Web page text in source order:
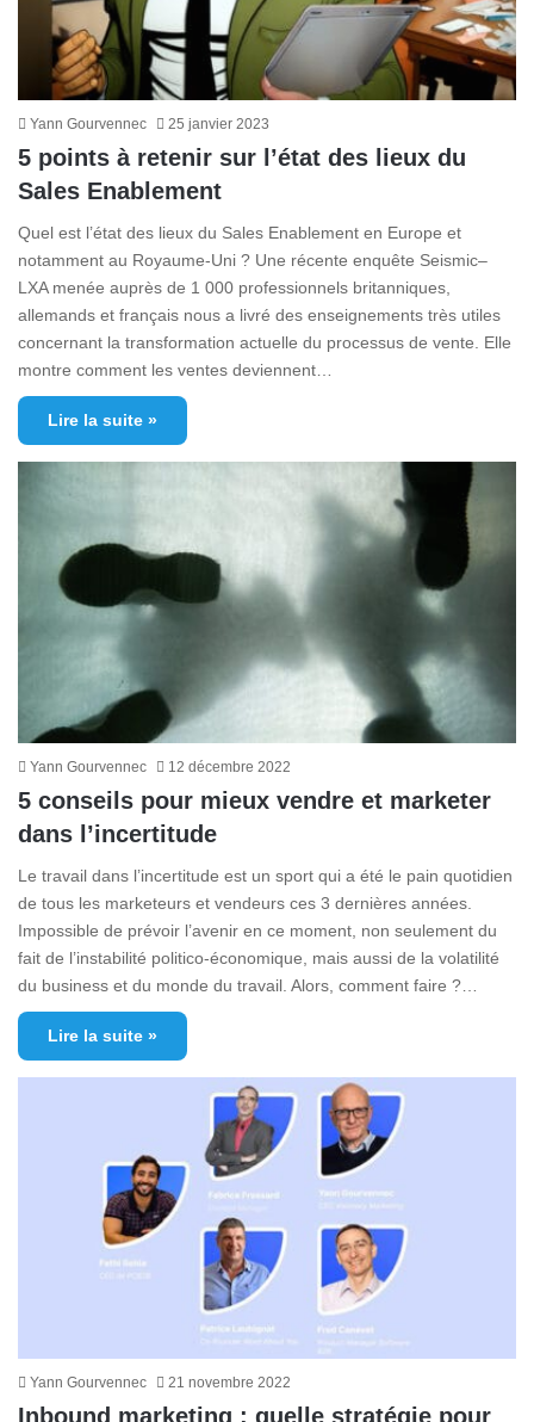
Yann Gourvennec 25 janvier 2023
5 points à retenir sur l’état des lieux du
Sales Enablement
Quel est l’état des lieux du Sales Enablement en Europe et
notamment au Royaume-Uni ? Une récente enquête Seismic–
LXA menée auprès de 1 000 professionnels britanniques,
allemands et français nous a livré des enseignements très utiles
concernant la transformation actuelle du processus de vente. Elle
montre comment les ventes deviennent…
Lire la suite »
Yann Gourvennec 12 décembre 2022
5 conseils pour mieux vendre et marketer
dans l’incertitude
Le travail dans l’incertitude est un sport qui a été le pain quotidien
de tous les marketeurs et vendeurs ces 3 dernières années.
Impossible de prévoir l’avenir en ce moment, non seulement du
fait de l’instabilité politico-économique, mais aussi de la volatilité
du business et du monde du travail. Alors, comment faire ?…
Lire la suite »
Yann Gourvennec 21 novembre 2022
Inbound marketing : quelle stratégie pour